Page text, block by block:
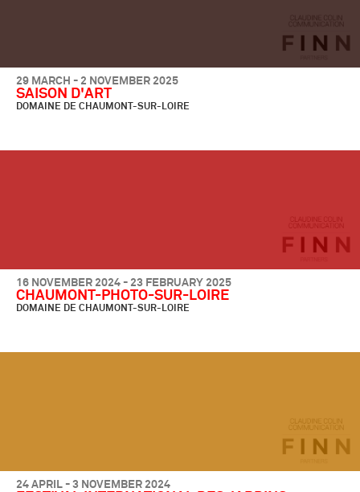
29 MARCH - 2 NOVEMBER 2025
SAISON D'ART
DOMAINE DE CHAUMONT-SUR-LOIRE
16 NOVEMBER 2024 - 23 FEBRUARY 2025
CHAUMONT-PHOTO-SUR-LOIRE
DOMAINE DE CHAUMONT-SUR-LOIRE
24 APRIL - 3 NOVEMBER 2024